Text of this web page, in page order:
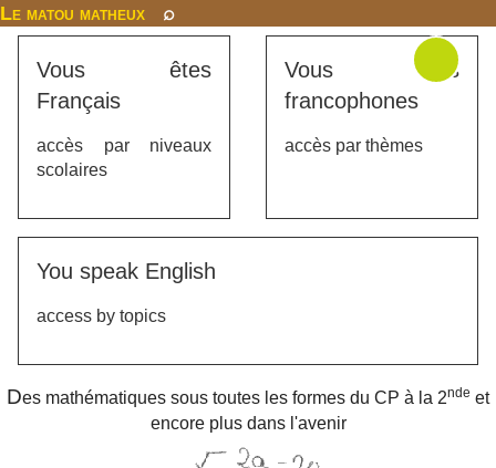
Le matou matheux ⌕
Vous êtes
Français
accès par niveaux
scolaires
Vous êtes
francophones
accès par thèmes
You speak English
access by topics
Des mathématiques sous toutes les formes du CP à la 2nde et
encore plus dans l'avenir